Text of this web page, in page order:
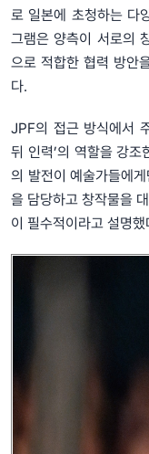
로 일본에 초청하는 다
그램은 양측이 서로의
으로 적합한 협력 방안
다.
JPF의 접근 방식에서
뒤 인력’의 역할을 강
의 발전이 예술가들에
을 담당하고 창작물을
이 필수적이라고 설명했